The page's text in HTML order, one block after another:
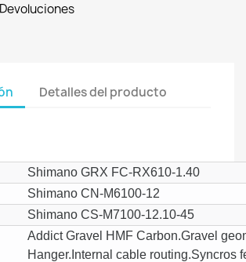
Detalles del producto
Shimano GRX FC-RX610-1.40
Shimano CN-M6100-12
Shimano CS-M7100-12.10-45
Addict Gravel HMF Carbon.Gravel
Hanger.Internal cable routing.Syncros